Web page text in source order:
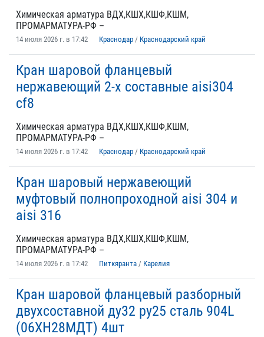
Химическая арматура ВДХ,КШХ,КШФ,КШМ,
ПРОМАРМАТУРА-РФ –
14 июля 2026 г. в 17:42 Краснодар / Краснодарский край
Кран шаровой фланцевый
нержавеющий 2-х составные aisi304
cf8
Химическая арматура ВДХ,КШХ,КШФ,КШМ,
ПРОМАРМАТУРА-РФ –
14 июля 2026 г. в 17:42 Краснодар / Краснодарский край
Кран шаровый нержавеющий
муфтовый полнопроходной aisi 304 и
aisi 316
Химическая арматура ВДХ,КШХ,КШФ,КШМ,
ПРОМАРМАТУРА-РФ –
14 июля 2026 г. в 17:42 Питкяранта / Карелия
Кран шаровой фланцевый разборный
двухсоставной ду32 ру25 сталь 904L
(06ХН28МДТ) 4шт